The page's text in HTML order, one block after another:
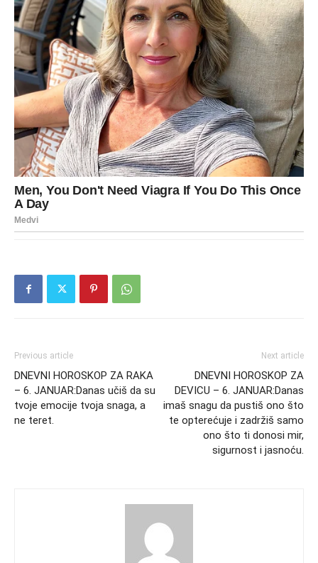
Previous article
DNEVNI HOROSKOP ZA RAKA
– 6. JANUAR:Danas učiš da su
tvoje emocije tvoja snaga, a
ne teret.
Next article
DNEVNI HOROSKOP ZA
DEVICU – 6. JANUAR:Danas
imaš snagu da pustiš ono što
te opterećuje i zadržiš samo
ono što ti donosi mir,
sigurnost i jasnoću.